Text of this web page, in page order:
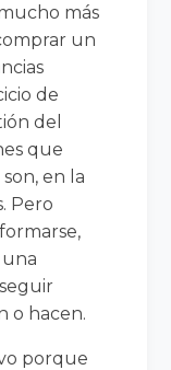
más
un
de
del
que
en la
Pero
o hacen.
porque